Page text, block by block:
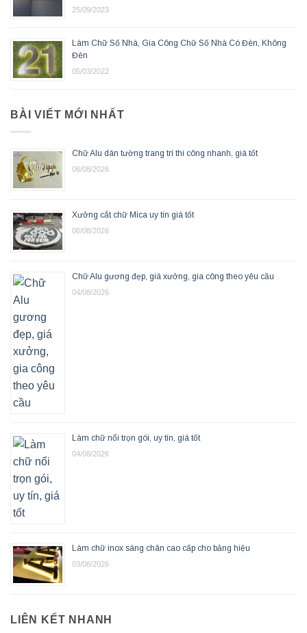
25/09/2023
Làm Chữ Số Nhà, Gia Công Chữ Số Nhà Có Đèn, Không
Đèn
05/03/2022
BÀI VIẾT MỚI NHẤT
Chữ Alu dán tường trang trí thi công nhanh, giá tốt
06/08/2026
Xưởng cắt chữ Mica uy tín giá tốt
06/08/2026
Chữ Alu gương đẹp, giá xưởng, gia công theo yêu cầu
04/08/2026
Làm chữ nổi trọn gói, uy tín, giá tốt
04/08/2026
Làm chữ inox sáng chân cao cấp cho bảng hiệu
03/08/2026
LIÊN KẾT NHANH